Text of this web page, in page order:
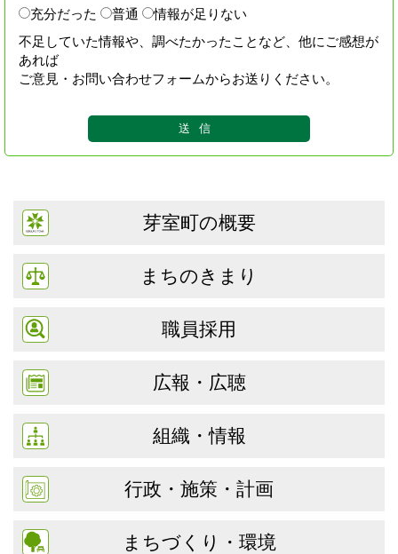
充分だった
普通
情報が足りない
不足していた情報や、調べたかったことなど、他にご感想が
あれば
ご意見・お問い合わせフォームからお送りください。
芽室町の概要
まちのきまり
職員採用
広報・広聴
組織・情報
行政・施策・計画
まちづくり・環境